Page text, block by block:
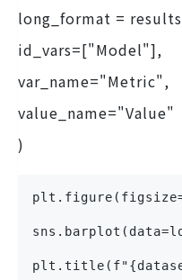
long_format =
id_vars=["Model"],
var_name="Metric",
value_name="Value"
)